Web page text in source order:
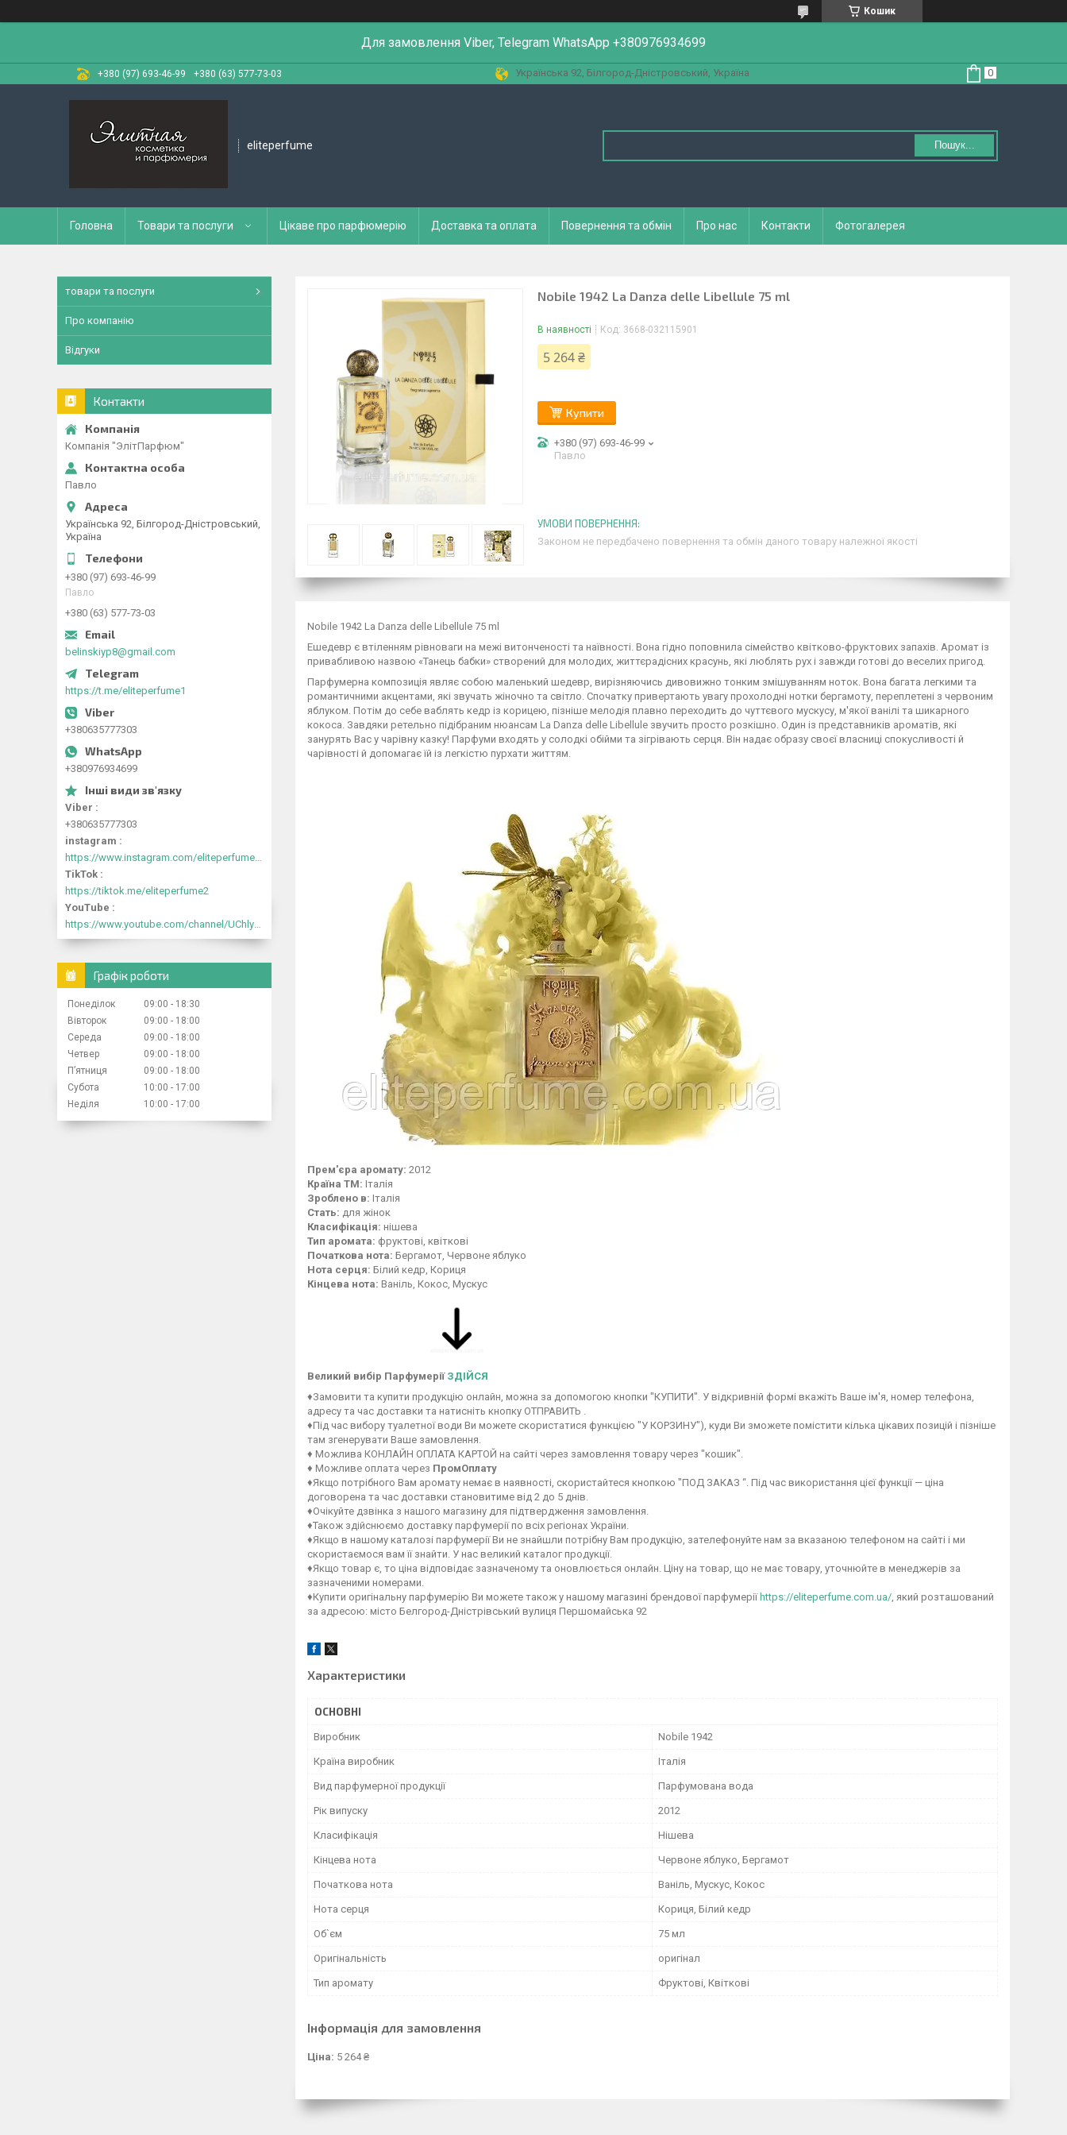
Кошик
Для замовлення Viber, Telegram WhatsApp +380976934699
+380 (97) 693-46-99 +380 (63) 577-73-03 Українська 92, Білгород-Дністровський, Україна
eliteperfume Пошук...
Головна Товари та послуги Цікаве про парфюмерію Доставка та оплата Повернення та обмін Про нас Контакти Фотогалерея
Nobile 1942 La Danza delle Libellule 75 ml
В наявності Код: 3668-032115901
5 264 ₴
Купити
+380 (97) 693-46-99
Павло
Законом не передбачено повернення та обмін даного товару належної якості
Nobile 1942 La Danza delle Libellule 75 ml
Ешедевр є втіленням рівноваги на межі витонченості та наївності. Вона гідно поповнила сімейство квітково-фруктових запахів. Аромат із
привабливою назвою «Танець бабки» створений для молодих, життєрадісних красунь, які люблять рух і завжди готові до веселих пригод.
Парфумерна композиція являє собою маленький шедевр, вирізняючись дивовижно тонким змішуванням ноток. Вона багата легкими та
романтичними акцентами, які звучать жіночно та світло. Спочатку привертають увагу прохолодні нотки бергамоту, переплетені з червоним
яблуком. Потім до себе ваблять кедр із корицею, пізніше мелодія плавно переходить до чуттєвого мускусу, м'якої ванілі та шикарного
кокоса. Завдяки ретельно підібраним нюансам La Danza delle Libellule звучить просто розкішно. Один із представників ароматів, які
занурять Вас у чарівну казку! Парфуми входять у солодкі обійми та зігрівають серця. Він надає образу своєї власниці спокусливості й
чарівності й допомагає їй із легкістю пурхати життям.
Прем'єра аромату: 2012
Країна ТМ: Італія
Зроблено в: Італія
Стать: для жінок
Класифікація: нішева
Тип аромата: фруктові, квіткові
Початкова нота: Бергамот, Червоне яблуко
Нота серця: Білий кедр, Кориця
Кінцева нота: Ваніль, Кокос, Мускус
Великий вибір Парфумерії ЗДІЙСЯ
♦Замовити та купити продукцію онлайн, можна за допомогою кнопки "КУПИТИ". У відкривній формі вкажіть Ваше ім'я, номер телефона,
адресу та час доставки та натисніть кнопку ОТПРАВИТЬ .
♦Під час вибору туалетної води Ви можете скористатися функцією "У КОРЗИНУ"), куди Ви зможете помістити кілька цікавих позицій і пізніше
там згенерувати Ваше замовлення.
♦ Можлива КОНЛАЙН ОПЛАТА КАРТОЙ на сайті через замовлення товару через "кошик".
♦ Можливе оплата через ПромОплату
♦Якщо потрібного Вам аромату немає в наявності, скористайтеся кнопкою "ПОД ЗАКАЗ “. Під час використання цієї функції — ціна
договорена та час доставки становитиме від 2 до 5 днів.
♦Очікуйте дзвінка з нашого магазину для підтвердження замовлення.
♦Також здійснюємо доставку парфумерії по всіх регіонах України.
♦Якщо в нашому каталозі парфумерії Ви не знайшли потрібну Вам продукцію, зателефонуйте нам за вказаною телефоном на сайті і ми
скористаємося вам її знайти. У нас великий каталог продукції.
♦Якщо товар є, то ціна відповідає зазначеному та оновлюється онлайн. Ціну на товар, що не має товару, уточнюйте в менеджерів за
зазначеними номерами.
♦Купити оригінальну парфумерію Ви можете також у нашому магазині брендової парфумерії https://eliteperfume.com.ua/, який розташований
за адресою: місто Белгород-Дністрівський вулиця Першомайська 92
Характеристики
ОСНОВНІ
Виробник Nobile 1942
Країна виробник Італія
Вид парфумерної продукції Парфумована вода
Рік випуску 2012
Класифікація Нішева
Кінцева нота Червоне яблуко, Бергамот
Початкова нота Ваніль, Мускус, Кокос
Нота серця Кориця, Білий кедр
Об`єм 75 мл
Оригінальність оригінал
Тип аромату Фруктові, Квіткові
Інформація для замовлення
Ціна: 5 264 ₴
товари та послуги
Про компанію
Відгуки
Контакти
Компанія "ЭлітПарфюм"
Павло
Українська 92, Білгород-Дністровський,
Україна
+380 (97) 693-46-99
Павло
+380 (63) 577-73-03
belinskiyp8@gmail.com
https://t.me/eliteperfume1
+380635777303
+380976934699
Viber
+380635777303
instagram
https://www.instagram.com/eliteperfume2030/
TikTok
https://tiktok.me/eliteperfume2
YouTube
https://www.youtube.com/channel/UChlyrHV155UsxbND9N3hYJA
Графік роботи
Понеділок 09:00
18:30
Вівторок
09:00
18:00
Середа
09:00
18:00
Четвер
09:00
18:00
Пʼятниця
09:00
18:00
Субота
10:00
17:00
Неділя
10:00 17:00